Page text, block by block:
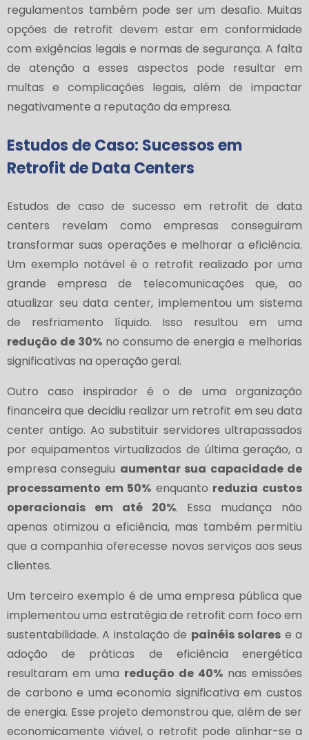
regulamentos também pode ser um desafio. Muitas
opções de retrofit devem estar em conformidade
com exigências legais e normas de segurança. A falta
de atenção a esses aspectos pode resultar em
multas e complicações legais, além de impactar
negativamente a reputação da empresa.
Estudos de Caso: Sucessos em
Retrofit de Data Centers
Estudos de caso de sucesso em retrofit de data
centers revelam como empresas conseguiram
transformar suas operações e melhorar a eficiência.
Um exemplo notável é o retrofit realizado por uma
grande empresa de telecomunicações que, ao
atualizar seu data center, implementou um sistema
de resfriamento líquido. Isso resultou em uma
redução de 30%no consumo de energia e melhorias
significativas na operação geral.
Outro caso inspirador é o de uma organização
financeira que decidiu realizar um retrofit em seu data
center antigo. Ao substituir servidores ultrapassados
por equipamentos virtualizados de última geração, a
empresa conseguiu aumentar sua capacidade de
processamento em 50% enquanto reduzia custos
operacionais em até 20%. Essa mudança não
apenas otimizou a eficiência, mas também permitiu
que a companhia oferecesse novos serviços aos seus
clientes.
Um terceiro exemplo é de uma empresa pública que
implementou uma estratégia de retrofit com foco em
sustentabilidade. A instalação de painéis solares e a
adoção de práticas de eficiência energética
resultaram em uma redução de 40% nas emissões
de carbono e uma economia significativa em custos
de energia. Esse projeto demonstrou que, além de ser
economicamente viável, o retrofit pode alinhar-se a